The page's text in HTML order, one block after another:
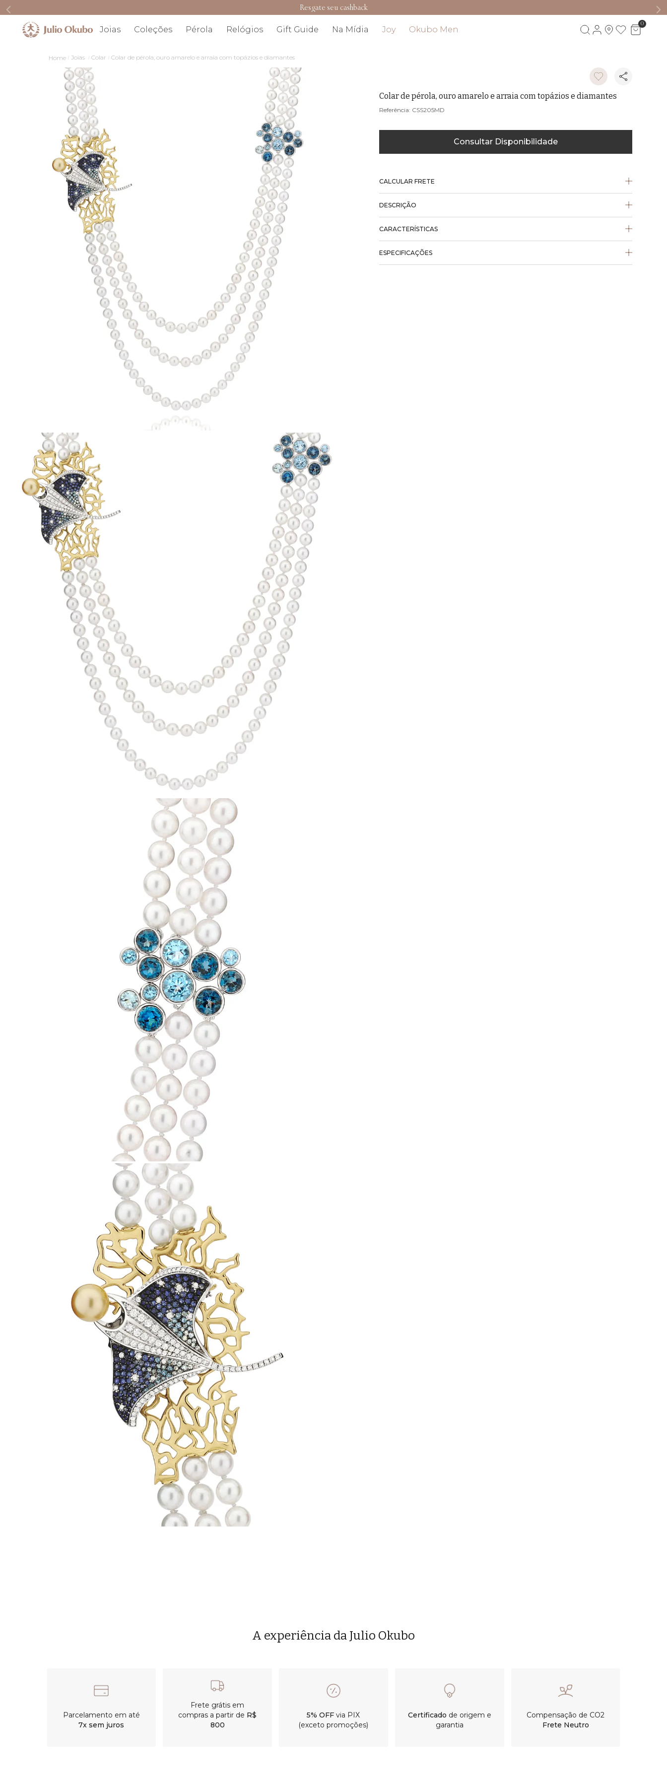
Resgate seu cashback
Joias Coleções Pérola Relógios Gift Guide Na Mídia Joy Okubo Men
0
Joias Colar Colar de pérola, ouro amarelo e arraia com topázios e diamantes
Colar de pérola, ouro amarelo e arraia com topázios e diamantes
CSS205MD
Consultar Disponibilidade
CALCULAR FRETE
DESCRIÇÃO
CARACTERÍSTICAS
ESPECIFICAÇÕES
A experiência da Julio Okubo
Parcelamento em até
7x sem juros
Frete grátis em
compras a partir de R$
800
5% OFF via PIX
(exceto promoções)
Certificado de origem e
garantia
Compensação de CO2
Frete Neutro